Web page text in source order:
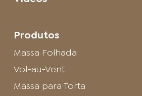
Produtos
Massa Folhada
Vol-au-Vent
Massa para Torta